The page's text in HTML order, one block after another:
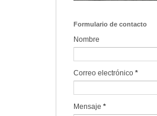
Formulario de contacto
Nombre
Correo electrónico *
Mensaje *